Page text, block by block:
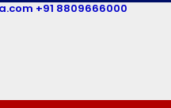
+91 8809666000